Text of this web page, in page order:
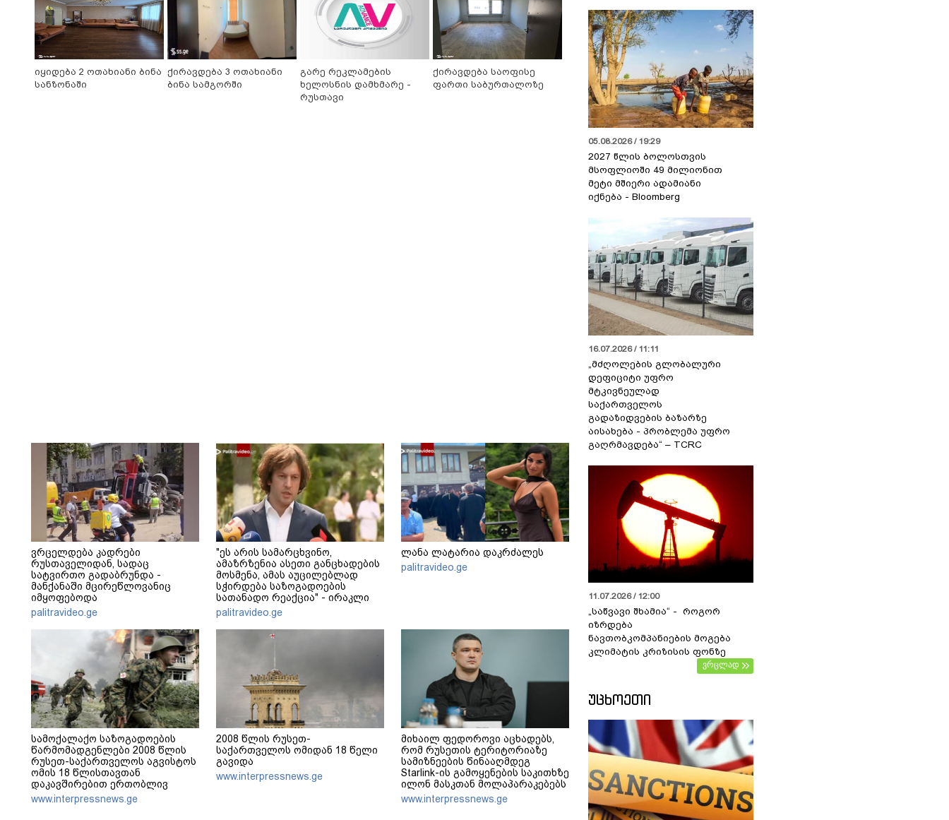
იყიდება 2 ოთახიანი ბინა
სანზონაში
ქირავდება 3 ოთახიანი
ბინა სამგორში
გარე რეკლამების
ხელოსნის დამხმარე -
რუსთავი
ქირავდება საოფისე
ფართი საბურთალოზე
ვრცელდება კადრები
რუსთაველიდან, სადაც
სატვირთო გადაბრუნდა -
მანქანაში მცირეწლოვანიც
იმყოფებოდა
palitravideo.ge
"ეს არის სამარცხვინო,
ამაზრზენია ასეთი განცხადების
მოსმენა, ამას აუცილებლად
სჭირდება საზოგადოების
სათანადო რეაქცია" - ირაკლი
კობახიძე
palitravideo.ge
ლანა ლატარია დაკრძალეს
palitravideo.ge
სამოქალაქო საზოგადოების
წარმომადგენლები 2008 წლის
რუსეთ-საქართველოს აგვისტოს
ომის 18 წლისთავთან
დაკავშირებით ერთობლივ
განცხადებას ავრცელებენ
www.interpressnews.ge
2008 წლის რუსეთ-
საქართველოს ომიდან 18 წელი
გავიდა
www.interpressnews.ge
მიხაილ ფედოროვი აცხადებს,
რომ რუსეთის ტერიტორიაზე
სამიზნეების წინააღმდეგ
Starlink-ის გამოყენების საკითხზე
ილონ მასკთან მოლაპარაკებებს
აწარმოებს
www.interpressnews.ge
05.08.2026 / 19:29
2027 წლის ბოლოსთვის
მსოფლიოში 49 მილიონით
მეტი მშიერი ადამიანი
იქნება - Bloomberg
16.07.2026 / 11:11
„მძღოლების გლობალური
დეფიციტი უფრო
მტკივნეულად
საქართველოს
გადაზიდვების ბაზარზე
აისახება - პრობლემა უფრო
გაღრმავდება“ – TCRC
11.07.2026 / 12:00
„საწვავი შხამია“ - როგორ
იზრდება
ნავთობკომპანიების მოგება
კლიმატის კრიზისის ფონზე
ვრცლად
ᲣᲪᲮᲝᲔᲗᲘ